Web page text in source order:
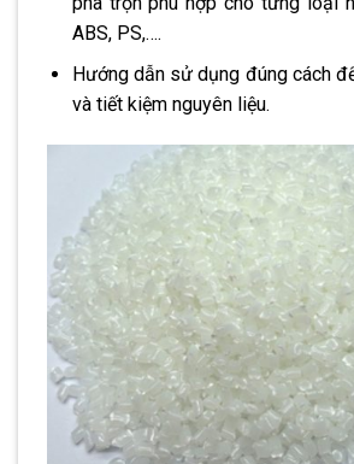
ABS, PS,….
Hướng dẫn sử dụng đúng cách
và tiết kiệm nguyên liệu.